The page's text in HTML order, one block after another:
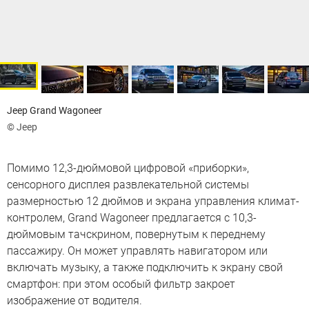
Jeep Grand Wagoneer
© Jeep
Помимо 12,3-дюймовой цифровой «приборки»,
сенсорного дисплея развлекательной системы
размерностью 12 дюймов и экрана управления климат-
контролем, Grand Wagoneer предлагается с 10,3-
дюймовым тачскрином, повернутым к переднему
пассажиру. Он может управлять навигатором или
включать музыку, а также подключить к экрану свой
смартфон: при этом особый фильтр закроет
изображение от водителя.